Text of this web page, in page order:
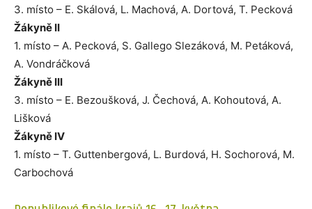
3. místo – E. Skálová, L. Machová, A. Dortová, T. Pecková
Žákyně II
1. místo – A. Pecková, S. Gallego Slezáková, M. Petáková,
A. Vondráčková
Žákyně III
3. místo – E. Bezoušková, J. Čechová, A. Kohoutová, A.
Lišková
Žákyně IV
1. místo – T. Guttenbergová, L. Burdová, H. Sochorová, M.
Carbochová